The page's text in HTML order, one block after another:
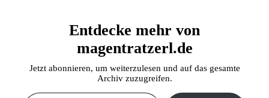
Entdecke mehr von
magentratzerl.de
Jetzt abonnieren, um weiterzulesen und auf das gesamte
Archiv zuzugreifen.
Gib deine E-Mail-Adresse ein ...